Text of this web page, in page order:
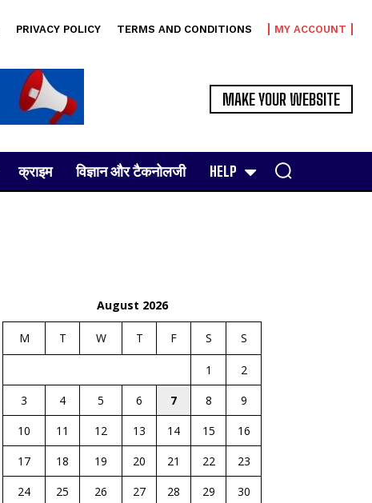
PRIVACY POLICY TERMS AND CONDITIONS MY ACCOUNT
MAKE YOUR WEBSITE
क्राइम विज्ञान और टैकनोलजी HELP
August 2026
M T W T F S S
1
2
3
4 5 6 7 8
9
10
11 12 13 14 15
16
17
18 19 20 21 22
23
24
25 26 27 28 29
30